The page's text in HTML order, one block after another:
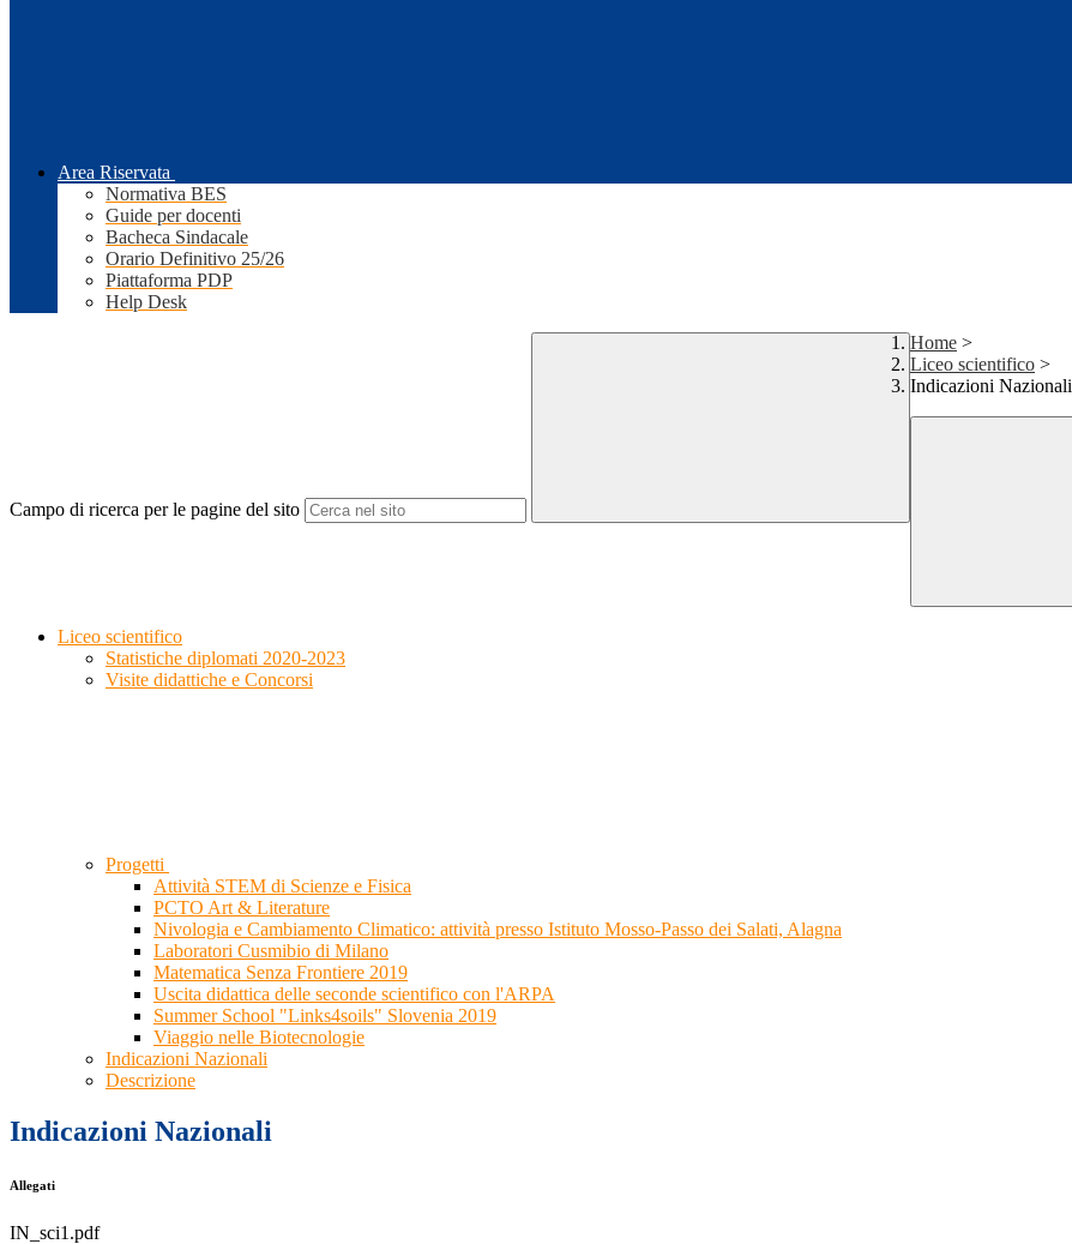
Area Riservata
Normativa BES
Guide per docenti
Bacheca Sindacale
Orario Definitivo 25/26
Piattaforma PDP
Help Desk
Campo di ricerca per le pagine del sito
Home >
Liceo scientifico >
Indicazioni Nazionali
Liceo scientifico
Statistiche diplomati 2020-2023
Visite didattiche e Concorsi
Progetti
Attività STEM di Scienze e Fisica
PCTO Art & Literature
Nivologia e Cambiamento Climatico: attività presso Istituto Mosso-Passo dei Salati, Alagna
Laboratori Cusmibio di Milano
Matematica Senza Frontiere 2019
Uscita didattica delle seconde scientifico con l'ARPA
Summer School "Links4soils" Slovenia 2019
Viaggio nelle Biotecnologie
Indicazioni Nazionali
Descrizione
Indicazioni Nazionali
Allegati
IN_sci1.pdf